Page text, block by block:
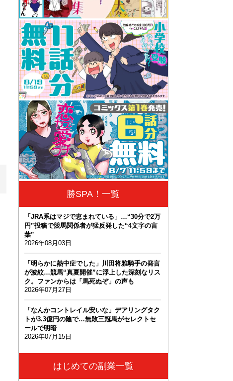
勝SPA！一覧
「JRA系はマジで恵まれている」…“30分で2万
円”投稿で競馬関係者が猛反発した“4文字の言
葉”
2026年08月03日
「明らかに熱中症でした」川田将雅騎手の発言
が波紋…競馬“真夏開催”に浮上した深刻なリス
ク。ファンからは「馬死ぬぞ」の声も
2026年07月27日
「なんかコントレイル安いな」デアリングタク
トが3.3億円の陰で…無敗三冠馬がセレクトセ
ールで明暗
2026年07月15日
はじめての副業一覧